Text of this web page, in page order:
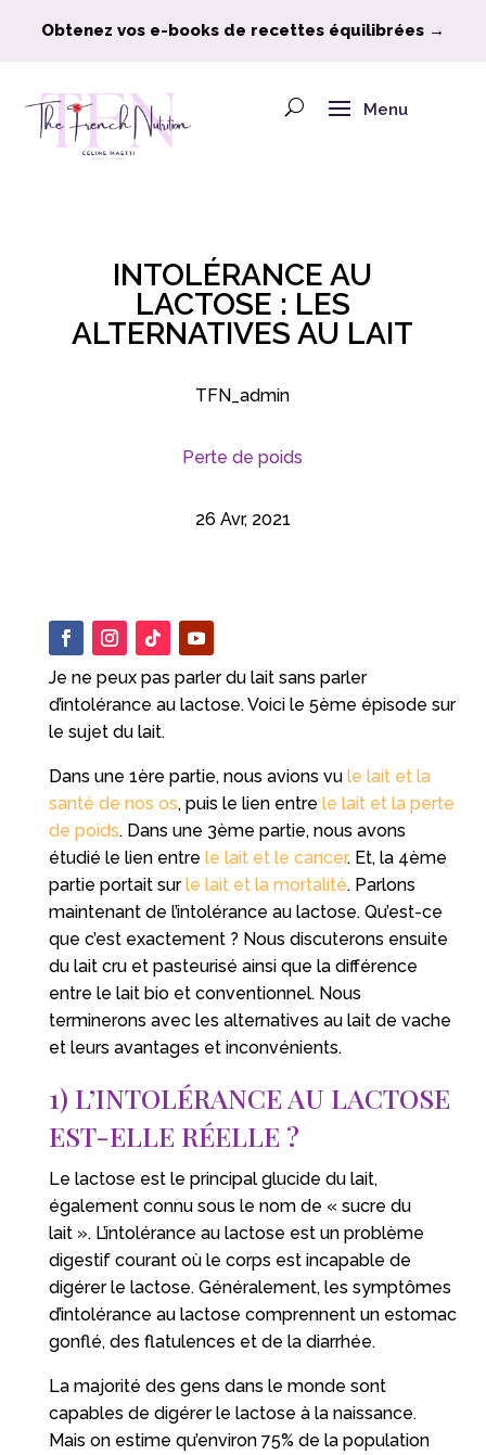
Obtenez vos e-books de recettes équilibrées →
Menu
INTOLÉRANCE AU
LACTOSE : LES
ALTERNATIVES AU LAIT
TFN_admin
Perte de poids
26 Avr, 2021
Je ne peux pas parler du lait sans parler
d’intolérance au lactose. Voici le 5ème épisode sur
le sujet du lait.
Dans une 1ère partie, nous avions vu le lait et la
santé de nos os, puis le lien entre le lait et la perte
de poids. Dans une 3ème partie, nous avons
étudié le lien entre le lait et le cancer. Et, la 4ème
partie portait surle lait et la mortalité. Parlons
maintenant de l’intolérance au lactose. Qu’est-ce
que c’est exactement ? Nous discuterons ensuite
du lait cru et pasteurisé ainsi que la différence
entre le lait bio et conventionnel. Nous
terminerons avec les alternatives au lait de vache
et leurs avantages et inconvénients.
1) L’INTOLÉRANCE AU LACTOSE
EST-ELLE RÉELLE ?
Le lactose est le principal glucide du lait,
également connu sous le nom de « sucre du
lait ». L’intolérance au lactose est un problème
digestif courant où le corps est incapable de
digérer le lactose. Généralement, les symptômes
d’intolérance au lactose comprennent un estomac
gonflé, des flatulences et de la diarrhée.
La majorité des gens dans le monde sont
capables de digérer le lactose à la naissance.
Mais on estime qu’environ 75% de la population